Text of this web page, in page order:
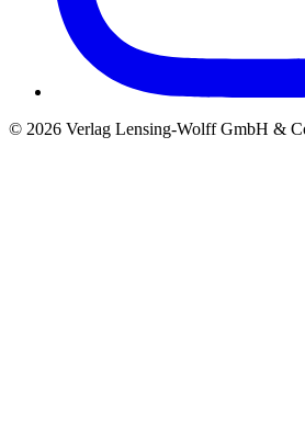
© 2026 Verlag Lensing-Wolff GmbH &